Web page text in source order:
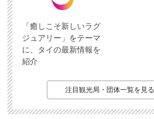
「癒しこそ新しいラグ
ジュアリー」をテーマ
に、タイの最新情報を
紹介
注目観光局・団体一覧を見る